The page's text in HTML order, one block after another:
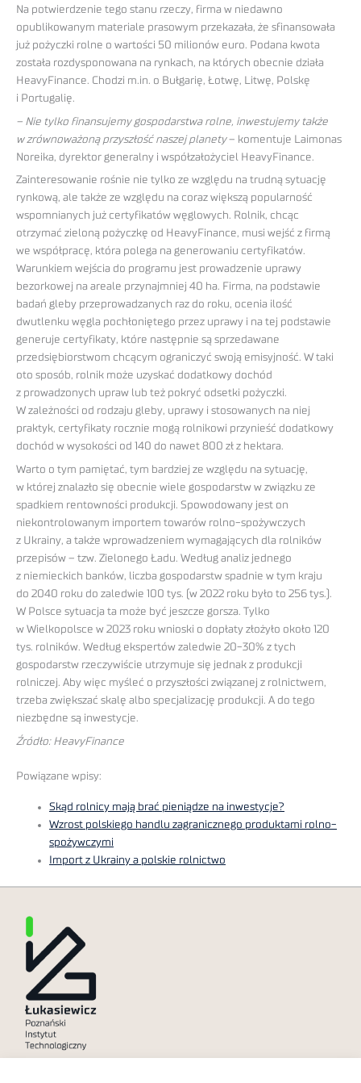
Na potwierdzenie tego stanu rzeczy, firma w niedawno
opublikowanym materiale prasowym przekazała, że sfinansowała
już pożyczki rolne o wartości 50 milionów euro. Podana kwota
została rozdysponowana na rynkach, na których obecnie działa
HeavyFinance. Chodzi m.in. o Bułgarię, Łotwę, Litwę, Polskę
i Portugalię.
– Nie tylko finansujemy gospodarstwa rolne, inwestujemy także
w zrównoważoną przyszłość naszej planety– komentuje Laimonas
Noreika, dyrektor generalny i współzałożyciel HeavyFinance.
Zainteresowanie rośnie nie tylko ze względu na trudną sytuację
rynkową, ale także ze względu na coraz większą popularność
wspomnianych już certyfikatów węglowych. Rolnik, chcąc
otrzymać zieloną pożyczkę od HeavyFinance, musi wejść z firmą
we współpracę, która polega na generowaniu certyfikatów.
Warunkiem wejścia do programu jest prowadzenie uprawy
bezorkowej na areale przynajmniej 40 ha. Firma, na podstawie
badań gleby przeprowadzanych raz do roku, ocenia ilość
dwutlenku węgla pochłoniętego przez uprawy i na tej podstawie
generuje certyfikaty, które następnie są sprzedawane
przedsiębiorstwom chcącym ograniczyć swoją emisyjność. W taki
oto sposób, rolnik może uzyskać dodatkowy dochód
z prowadzonych upraw lub też pokryć odsetki pożyczki.
W zależności od rodzaju gleby, uprawy i stosowanych na niej
praktyk, certyfikaty rocznie mogą rolnikowi przynieść dodatkowy
dochód w wysokości od 140 do nawet 800 zł z hektara.
Warto o tym pamiętać, tym bardziej ze względu na sytuację,
w której znalazło się obecnie wiele gospodarstw w związku ze
spadkiem rentowności produkcji. Spowodowany jest on
niekontrolowanym importem towarów rolno-spożywczych
z Ukrainy, a także wprowadzeniem wymagających dla rolników
przepisów – tzw. Zielonego Ładu. Według analiz jednego
z niemieckich banków, liczba gospodarstw spadnie w tym kraju
do 2040 roku do zaledwie 100 tys. (w 2022 roku było to 256 tys.).
W Polsce sytuacja ta może być jeszcze gorsza. Tylko
w Wielkopolsce w 2023 roku wnioski o dopłaty złożyło około 120
tys. rolników. Według ekspertów zaledwie 20-30% z tych
gospodarstw rzeczywiście utrzymuje się jednak z produkcji
rolniczej. Aby więc myśleć o przyszłości związanej z rolnictwem,
trzeba zwiększać skalę albo specjalizację produkcji. A do tego
niezbędne są inwestycje.
Źródło: HeavyFinance
Powiązane wpisy:
Skąd rolnicy mają brać pieniądze na inwestycje?
Wzrost polskiego handlu zagranicznego produktami rolno-
spożywczymi
Import z Ukrainy a polskie rolnictwo